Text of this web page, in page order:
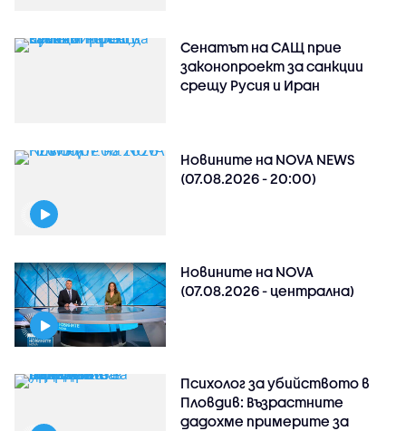
Сенатът на САЩ прие
законопроект за санкции
срещу Русия и Иран
Новините на NOVA NEWS
(07.08.2026 - 20:00)
Новините на NOVA
(07.08.2026 - централна)
Психолог за убийството в
Пловдив: Възрастните
дадохме примерите за